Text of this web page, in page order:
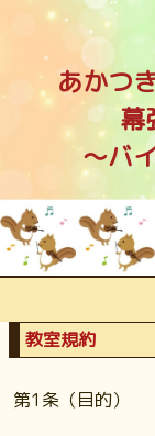
あかつ
幕
〜バ
教室規約
第1条（目的）